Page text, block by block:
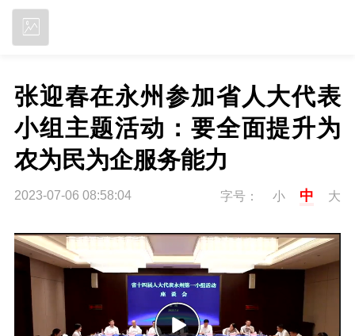
张迎春在永州参加省人大代表
小组主题活动：要全面提升为
农为民为企服务能力
2023-07-06 08:58:04 字号： 小 中 大